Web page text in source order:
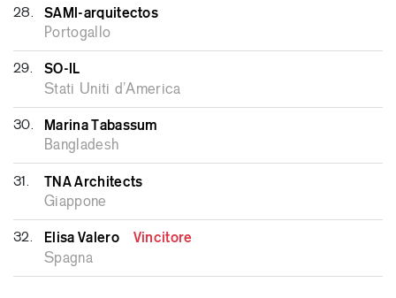
28. SAMI-arquitectos
Portogallo
29. SO-IL
Stati Uniti d’America
30. Marina Tabassum
Bangladesh
31. TNA Architects
Giappone
32. Elisa Valero Vincitore
Spagna